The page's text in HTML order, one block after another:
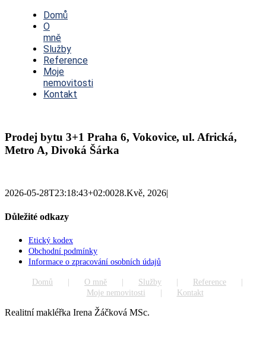
NavigationDomů
O
mně
Služby
Reference
Moje
nemovitosti
Kontakt
Prodej bytu 3+1 Praha 6, Vokovice, ul. Africká,
Metro A, Divoká Šárka
2026-05-28T23:18:43+02:0028.Kvě, 2026|
Důležité odkazy
Etický kodex
Obchodní podmínky
Informace o zpracování osobních údajů
Domů O mně Služby
Reference
Moje nemovitosti
Kontakt
Realitní makléřka Irena Žáčková MSc.